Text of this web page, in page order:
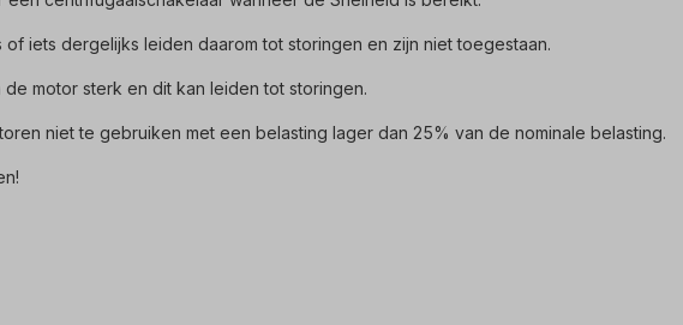
iets dergelijks leiden daarom tot storingen en zijn niet toegestaan.
motor sterk en dit kan leiden tot storingen.
niet te gebruiken met een belasting lager dan 25% van de nominale belasting.